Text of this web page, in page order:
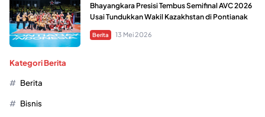
Bhayangkara Presisi Tembus Semifinal AVC 2026
Usai Tundukkan Wakil Kazakhstan di Pontianak
Berita 13 Mei 2026
Kategori Berita
Berita
Bisnis